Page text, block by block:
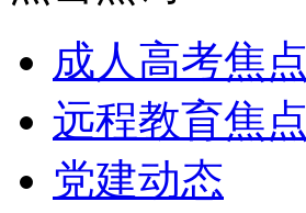
成人高考焦点
远程教育焦点
党建动态